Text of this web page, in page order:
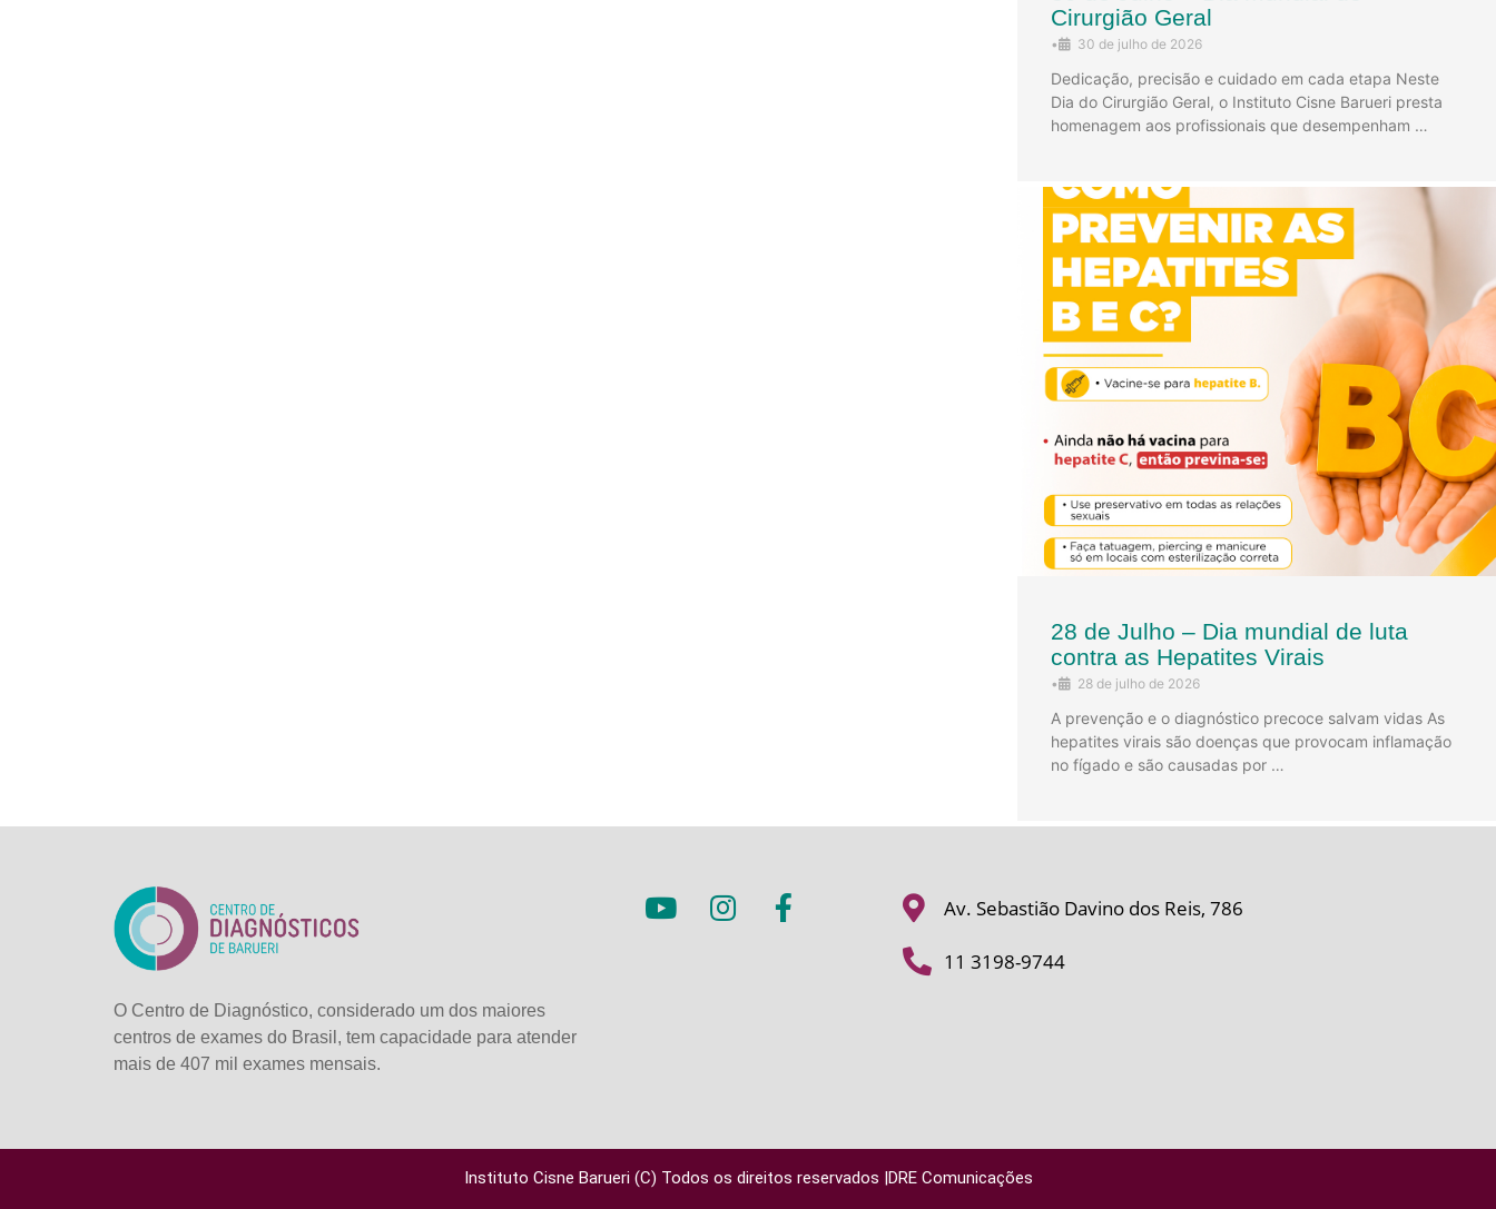
Cirurgião Geral
• 30 de julho de 2026
Dedicação, precisão e cuidado em cada etapa Neste
Dia do Cirurgião Geral, o Instituto Cisne Barueri presta
homenagem aos profissionais que desempenham …
28 de Julho – Dia mundial de luta
contra as Hepatites Virais
• 28 de julho de 2026
A prevenção e o diagnóstico precoce salvam vidas As
hepatites virais são doenças que provocam inflamação
no fígado e são causadas por …
O Centro de Diagnóstico, considerado um dos maiores
centros de exames do Brasil, tem capacidade para atender
mais de 407 mil exames mensais.
Av. Sebastião Davino dos Reis, 786
11 3198-9744
Instituto Cisne Barueri (C) Todos os direitos reservados |DRE Comunicações